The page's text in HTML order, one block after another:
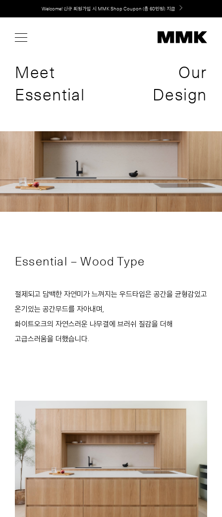
content
취향대로 완성하는 커스텀 아일랜드 키친, MMK The Island 출시
Meet
Essential
Our
Design
Essential – Wood Type
절제되고 담백한 자연미가 느껴지는 우드타입은 공간을 균형감있고
온기있는 공간무드를 자아내며,
화이트오크의 자연스러운 나무결에 브러쉬 질감을 더해
고급스러움을 더했습니다.